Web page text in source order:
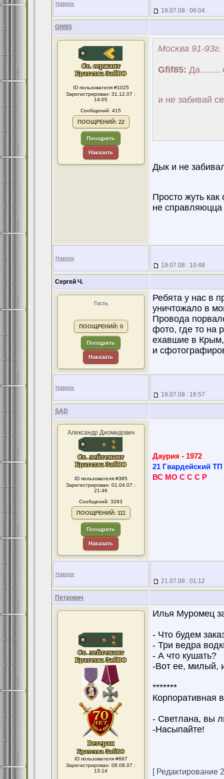
Наверх
19.07.08 : 06:04
Gfif85
ID пользователя #1025
Зарегистрирован: 31.12.07 :
14:05
Сообщений: 415
ПООЩРЕНИЙ: 22
Поощрить
Наказать
Москва 91-93г.
Gfif85: Да........
и не забивай
Дык и не
Просто жуть
не справляюцца
Наверх
19.07.08 : 10:48
Сергей Ч.
Гость
ПООЩРЕНИЙ: 0
Поощрить
Наказать
Ребята у нас в
уничтожало в
Провода
фото, где то на
ехавшие в Крым,
и
Наверх
19.07.08 : 16:57
SAD
Александр Диомидович
ID пользователя #385
Зарегистрирован: 01.04.07 :
21:46
Сообщений: 3283
ПООЩРЕНИЙ: 111
Поощрить
Наказать
Даурия - 1972
21 Гвардейский ТП
ВС МО С С С Р
Наверх
21.07.08 : 01:12
Петрович
ID пользователя #667
Зарегистрирован: 08.08.07 :
13:14
Илья Муромец
- Что будем
- Три ведра
- А что кушать?
-Вот ее, милый,
*******
Корпоративная
- Светлана, вы
-Насыпайте!
[ Редактирование